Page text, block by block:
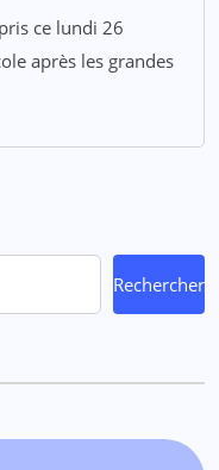
ce lundi 26
après les grandes
Rechercher